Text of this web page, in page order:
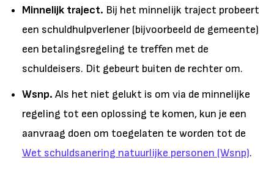
Minnelijk traject. Bij het minnelijk traject probeert
een schuldhulpverlener (bijvoorbeeld de gemeente)
een betalingsregeling te treffen met de
schuldeisers. Dit gebeurt buiten de rechter om.
Wsnp. Als het niet gelukt is om via de minnelijke
regeling tot een oplossing te komen, kun je een
aanvraag doen om toegelaten te worden tot de
Wet schuldsanering natuurlijke personen (Wsnp).